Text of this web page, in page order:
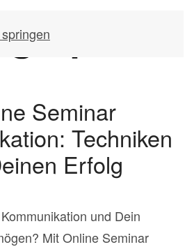
Seminar
Techniken
Erfolg
und Dein
Mit Online Seminar